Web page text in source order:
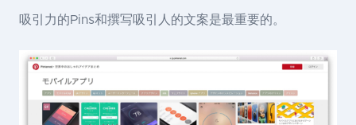
吸引力的Pins和撰写吸引人的文案是最重要的。